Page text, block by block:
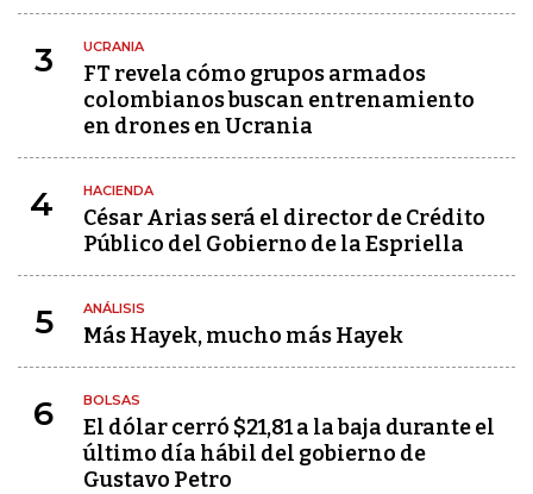
3 UCRANIA
FT revela cómo grupos armados
colombianos buscan entrenamiento
en drones en Ucrania
4 HACIENDA
César Arias será el director de Crédito
Público del Gobierno de la Espriella
5 ANÁLISIS
Más Hayek, mucho más Hayek
6 BOLSAS
El dólar cerró $21,81 a la baja durante el
último día hábil del gobierno de
Gustavo Petro